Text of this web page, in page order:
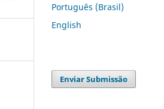
Português (Brasil)
English
Enviar Submissão